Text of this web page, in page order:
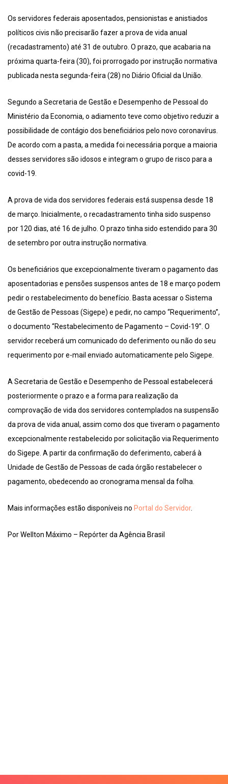
Os servidores federais aposentados, pensionistas e anistiados
políticos civis não precisarão fazer a prova de vida anual
(recadastramento) até 31 de outubro. O prazo, que acabaria na
próxima quarta-feira (30), foi prorrogado por instrução normativa
publicada nesta segunda-feira (28) no Diário Oficial da União.
Segundo a Secretaria de Gestão e Desempenho de Pessoal do
Ministério da Economia, o adiamento teve como objetivo reduzir a
possibilidade de contágio dos beneficiários pelo novo coronavírus.
De acordo com a pasta, a medida foi necessária porque a maioria
desses servidores são idosos e integram o grupo de risco para a
covid-19.
A prova de vida dos servidores federais está suspensa desde 18
de março. Inicialmente, o recadastramento tinha sido suspenso
por 120 dias, até 16 de julho. O prazo tinha sido estendido para 30
de setembro por outra instrução normativa.
Os beneficiários que excepcionalmente tiveram o pagamento das
aposentadorias e pensões suspensos antes de 18 e março podem
pedir o restabelecimento do benefício. Basta acessar o Sistema
de Gestão de Pessoas (Sigepe) e pedir, no campo “Requerimento”,
o documento “Restabelecimento de Pagamento – Covid-19”. O
servidor receberá um comunicado do deferimento ou não do seu
requerimento por e-mail enviado automaticamente pelo Sigepe.
A Secretaria de Gestão e Desempenho de Pessoal estabelecerá
posteriormente o prazo e a forma para realização da
comprovação de vida dos servidores contemplados na suspensão
da prova de vida anual, assim como dos que tiveram o pagamento
excepcionalmente restabelecido por solicitação via Requerimento
do Sigepe. A partir da confirmação do deferimento, caberá à
Unidade de Gestão de Pessoas de cada órgão restabelecer o
pagamento, obedecendo ao cronograma mensal da folha.
Mais informações estão disponíveis no Portal do Servidor.
Por Wellton Máximo – Repórter da Agência Brasil